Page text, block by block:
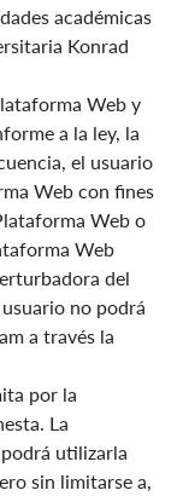
académicas
Konrad
Web y
a la ley, la
el usuario
Web con fines
Web o
Web
del
no podrá
a través la
por la
La
utilizarla
sin limitarse a,